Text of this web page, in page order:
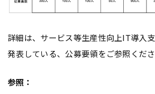
詳細は、サービス等生産性向上IT導入
発表している、公募要領をご参照くださ
参照：